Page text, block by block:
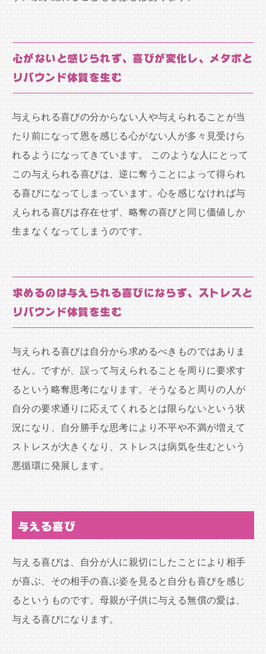
心がないと感じられず、喜びが変化し、メタボと
リバウンド体質を生む
与えられる喜びの分からない人や与えられることが当
たり前になって恩を感じる心がない人が多々見受けら
れるようになってきています。 このような人にとって
この与えられる喜びは、逆に奪うことによって得られ
る喜びになってしまっています。心を感じなければ与
えられる喜びは存在せず、略奪の喜びと同じ価値しか
生まなくなってしまうのです。
求めるのは与えられる喜びにならず、ストレスと
リバウンド体質を生む
与えられる喜びは自分から求めるべきものではありま
せん。ですが、誤って与えられることを周りに要求す
るという略奪思考になります。そうなると周りの人が
自分の要求通りに応えてくれるとは限らないという状
況になり、自分勝手な思考により不平や不満が増えて
ストレスが大きくなり、ストレスは病気を生むという
悪循環に発展します。
与える喜び
与える喜びは、自分が人に親切にしたことにより相手
が喜ぶ、その相手の喜ぶ姿を見ると自分も喜びを感じ
るというものです。母親が子供に与える無償の愛は、
与える喜びになります。